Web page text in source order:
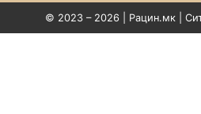
© 2023 – 2026 | Рацин.мк |